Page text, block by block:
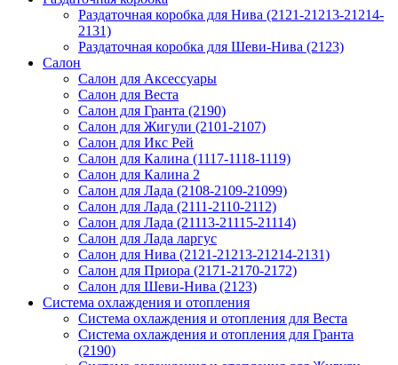
Раздаточная коробка для Нива (2121-21213-21214-
2131)
Раздаточная коробка для Шеви-Нива (2123)
Салон
Салон для Аксессуары
Салон для Веста
Салон для Гранта (2190)
Салон для Жигули (2101-2107)
Салон для Икс Рей
Салон для Калина (1117-1118-1119)
Салон для Калина 2
Салон для Лада (2108-2109-21099)
Салон для Лада (2111-2110-2112)
Салон для Лада (21113-21115-21114)
Салон для Лада ларгус
Салон для Нива (2121-21213-21214-2131)
Салон для Приора (2171-2170-2172)
Салон для Шеви-Нива (2123)
Система охлаждения и отопления
Система охлаждения и отопления для Веста
Система охлаждения и отопления для Гранта
(2190)